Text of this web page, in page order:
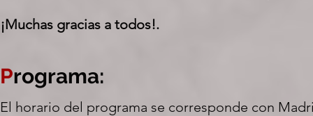
¡Muchas gracias a todos!.
Programa:
El horario del programa se corresponde con